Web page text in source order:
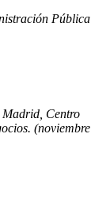
Pública
Centro
(noviembre